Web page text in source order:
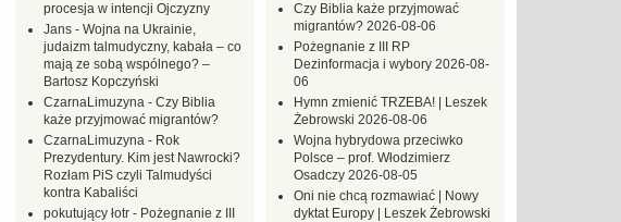
Czy Biblia każe przyjmować
migrantów? 2026-08-06
Pożegnanie z III RP
Dezinformacja i wybory 2026-08-
06
Hymn zmienić TRZEBA! | Leszek
Żebrowski 2026-08-06
Wojna hybrydowa przeciwko
Polsce – prof. Włodzimierz
Osadczy 2026-08-05
Oni nie chcą rozmawiać | Nowy
dyktat Europy | Leszek Żebrowski
procesja w intencji Ojczyzny
Jans - Wojna na Ukrainie,
judaizm talmudyczny, kabała – co
mają ze sobą wspólnego? –
Bartosz Kopczyński
CzarnaLimuzyna - Czy Biblia
każe przyjmować migrantów?
CzarnaLimuzyna - Rok
Prezydentury. Kim jest Nawrocki?
Rozłam PiS czyli Talmudyści
kontra Kabaliści
pokutujący łotr - Pożegnanie z III